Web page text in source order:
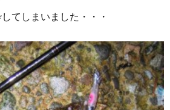
てしまいました・・・